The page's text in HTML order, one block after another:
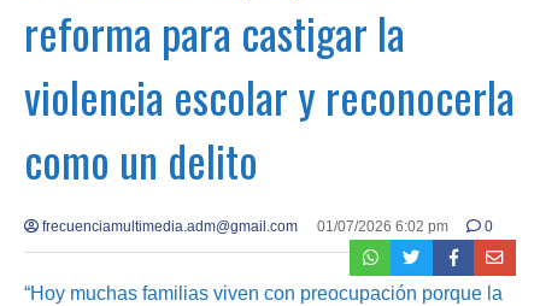
reforma para castigar la
violencia escolar y reconocerla
como un delito
frecuenciamultimedia.adm@gmail.com 01/07/2026 6:02 pm 0
“Hoy muchas familias viven con preocupación porque la